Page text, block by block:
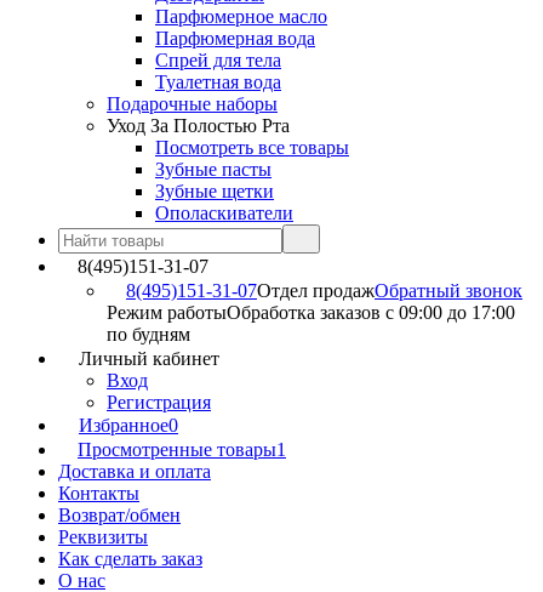
Парфюмерное масло
Парфюмерная вода
Спрей для тела
Туалетная вода
Подарочные наборы
Уход За Полостью Рта
Посмотреть все товары
Зубные пасты
Зубные щетки
Ополаскиватели
8(495)151-31-07
8(495)151-31-07Отдел продажОбратный звонок
Режим работыОбработка заказов с 09:00 до 17:00
по будням
Личный кабинет
Вход
Регистрация
Избранное0
Просмотренные товары1
Доставка и оплата
Контакты
Возврат/обмен
Реквизиты
Как сделать заказ
О нас